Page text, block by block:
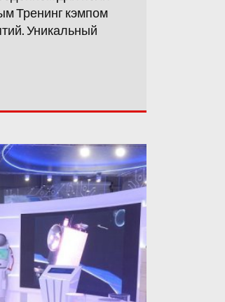
Тренинг кэмпом
Уникальный